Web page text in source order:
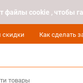
файлы cookie , чтобы
скидки Как сделать